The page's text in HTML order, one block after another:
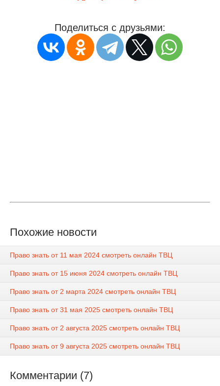
Поделиться с друзьями:
Похожие новости
Право знать от 11 мая 2024 смотреть онлайн ТВЦ
Право знать от 15 июня 2024 смотреть онлайн ТВЦ
Право знать от 2 марта 2024 смотреть онлайн ТВЦ
Право знать от 31 мая 2025 смотреть онлайн ТВЦ
Право знать от 2 августа 2025 смотреть онлайн ТВЦ
Право знать от 9 августа 2025 смотреть онлайн ТВЦ
Комментарии (7)